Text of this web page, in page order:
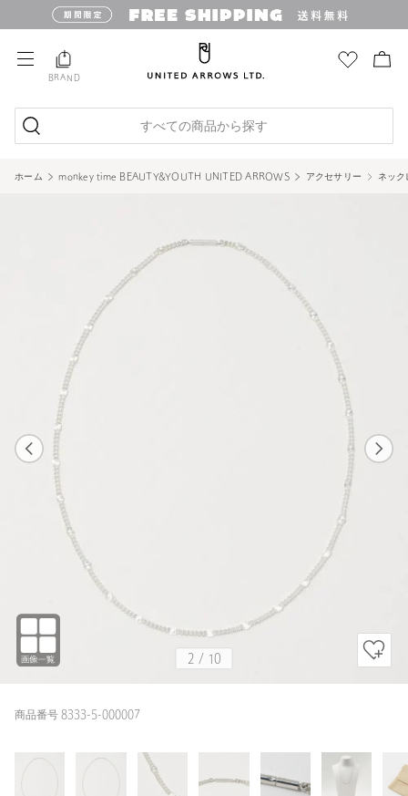
BRAND
すべての商品から探す
ホーム monkey time BEAUTY&YOUTH UNITED ARROWS アクセサリー ネック
2 / 10
商品番号 8333-5-000007
2